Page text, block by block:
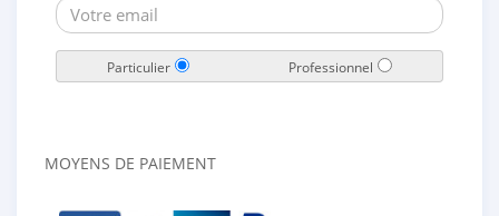
Particulier Professionnel
MOYENS DE PAIEMENT